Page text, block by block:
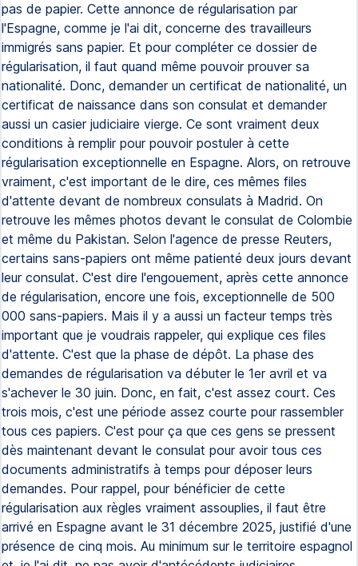
pas de papier. Cette annonce de régularisation par
l'Espagne, comme je l'ai dit, concerne des travailleurs
immigrés sans papier. Et pour compléter ce dossier de
régularisation, il faut quand même pouvoir prouver sa
nationalité. Donc, demander un certificat de nationalité, un
certificat de naissance dans son consulat et demander
aussi un casier judiciaire vierge. Ce sont vraiment deux
conditions à remplir pour pouvoir postuler à cette
régularisation exceptionnelle en Espagne. Alors, on retrouve
vraiment, c'est important de le dire, ces mêmes files
d'attente devant de nombreux consulats à Madrid. On
retrouve les mêmes photos devant le consulat de Colombie
et même du Pakistan. Selon l'agence de presse Reuters,
certains sans-papiers ont même patienté deux jours devant
leur consulat. C'est dire l'engouement, après cette annonce
de régularisation, encore une fois, exceptionnelle de 500
000 sans-papiers. Mais il y a aussi un facteur temps très
important que je voudrais rappeler, qui explique ces files
d'attente. C'est que la phase de dépôt. La phase des
demandes de régularisation va débuter le 1er avril et va
s'achever le 30 juin. Donc, en fait, c'est assez court. Ces
trois mois, c'est une période assez courte pour rassembler
tous ces papiers. C'est pour ça que ces gens se pressent
dès maintenant devant le consulat pour avoir tous ces
documents administratifs à temps pour déposer leurs
demandes. Pour rappel, pour bénéficier de cette
régularisation aux règles vraiment assouplies, il faut être
arrivé en Espagne avant le 31 décembre 2025, justifié d'une
présence de cinq mois. Au minimum sur le territoire espagnol